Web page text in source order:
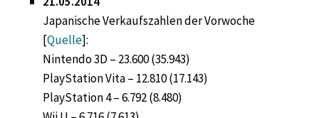
Japanische Verkaufszahlen der Vorwoche
[Quelle]:
Nintendo 3D – 23.600 (35.943)
PlayStation Vita – 12.810 (17.143)
PlayStation 4 – 6.792 (8.480)